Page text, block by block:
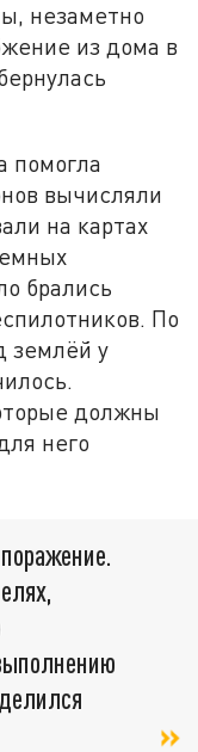
незаметно
из дома в
помогла
вычисляли
на картах
брались
По
землёй у
должны
него